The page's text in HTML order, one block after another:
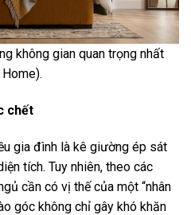
không gian quan trọng nhất
chết
gia đình là kê giường ép sát
tích. Tuy nhiên, theo các
cần có vị thế của một “nhân
góc không chỉ gây khó khăn